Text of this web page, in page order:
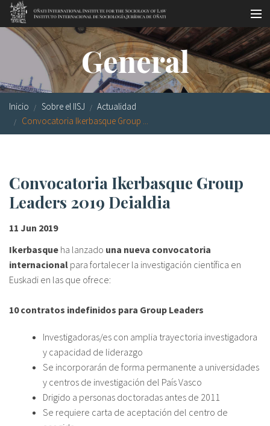
Pasar al contenido principal
Master oficial
Workshops
Visitas
Biblioteca
Becas
Investigación
Equipo
General
Inicio Sobre el IISJ
Actualidad
Convocatoria Ikerbasque Group ...
Convocatoria Ikerbasque Group
Leaders 2019 Deialdia
11 Jun 2019
Ikerbasque ha lanzado una nueva convocatoria
internacional para fortalecer la investigación científica en
Euskadi en las que ofrece:
10 contratos indefinidos para Group Leaders
Investigadoras/es con amplia trayectoria investigadora
y capacidad de liderazgo
Se incorporarán de forma permanente a universidades
y centros de investigación del País Vasco
Drigido a personas doctoradas antes de 2011
Se requiere carta de aceptación del centro de